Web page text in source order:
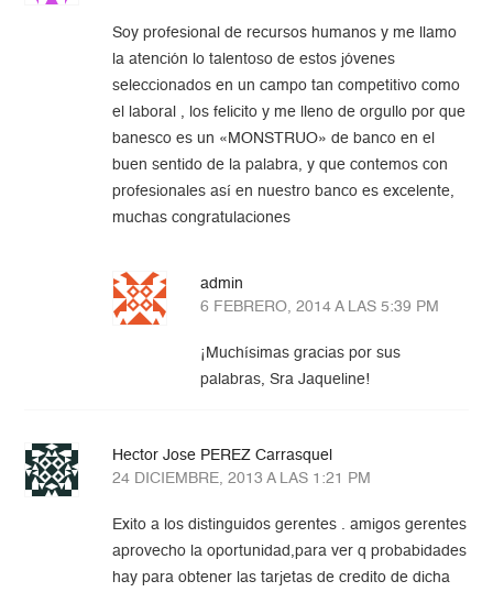
Soy profesional de recursos humanos y me llamo
la atención lo talentoso de estos jóvenes
seleccionados en un campo tan competitivo como
el laboral , los felicito y me lleno de orgullo por que
banesco es un «MONSTRUO» de banco en el
buen sentido de la palabra, y que contemos con
profesionales así en nuestro banco es excelente,
muchas congratulaciones
admin
6 FEBRERO, 2014 A LAS 5:39 PM
¡Muchísimas gracias por sus
palabras, Sra Jaqueline!
Hector Jose PEREZ Carrasquel
24 DICIEMBRE, 2013 A LAS 1:21 PM
Exito a los distinguidos gerentes . amigos gerentes
aprovecho la oportunidad,para ver q probabidades
hay para obtener las tarjetas de credito de dicha